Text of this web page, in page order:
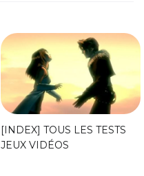
[INDEX] TOUS LES TESTS
JEUX VIDÉOS